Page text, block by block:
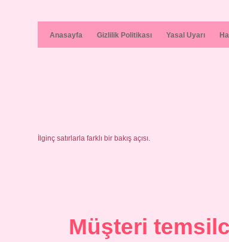
Anasayfa Gizlilik Politikası Yasal Uyarı
İlginç satırlarla farklı bir bakış açısı.
Müşteri